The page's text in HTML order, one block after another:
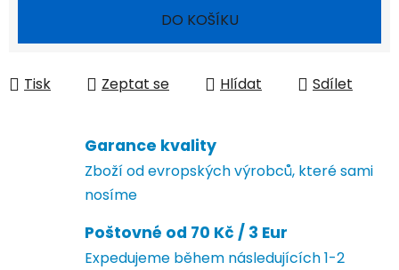
DO KOŠÍKU
Tisk Zeptat se Hlídat Sdílet
Garance kvality
Zboží od evropských výrobců, které sami
nosíme
Poštovné od 70 Kč / 3 Eur
Expedujeme během následujících 1-2